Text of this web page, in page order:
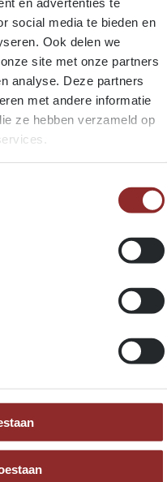
social media te bieden en
Ook delen we
site met onze partners
analyse. Deze partners
met andere informatie
ze hebben verzameld op
voor een houten
gemodificeerd hout
en esthetisch
prestaties.